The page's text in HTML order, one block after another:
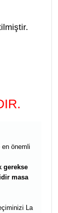
en önemli
gerekse
masa
La